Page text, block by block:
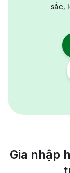
sắc,
Gia nhập